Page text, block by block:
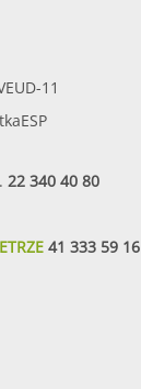
11
22 340 40 80
41 333 59 16